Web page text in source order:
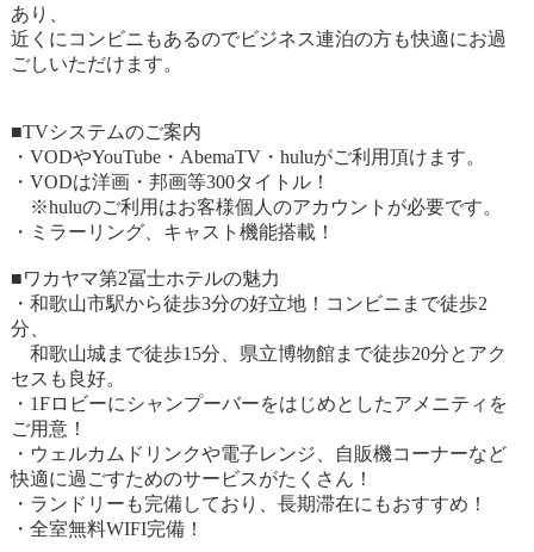
あり、
近くにコンビニもあるのでビジネス連泊の方も快適にお過
ごしいただけます。
■TVシステムのご案内
・VODやYouTube・AbemaTV・huluがご利用頂けます。
・VODは洋画・邦画等300タイトル！
※huluのご利用はお客様個人のアカウントが必要です。
・ミラーリング、キャスト機能搭載！
■ワカヤマ第2冨士ホテルの魅力
・和歌山市駅から徒歩3分の好立地！コンビニまで徒歩2
分、
和歌山城まで徒歩15分、県立博物館まで徒歩20分とアク
セスも良好。
・1Fロビーにシャンプーバーをはじめとしたアメニティを
ご用意！
・ウェルカムドリンクや電子レンジ、自販機コーナーなど
快適に過ごすためのサービスがたくさん！
・ランドリーも完備しており、長期滞在にもおすすめ！
・全室無料WIFI完備！